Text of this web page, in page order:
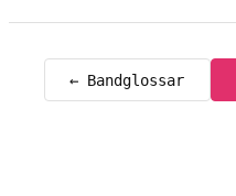
← Bandglossar